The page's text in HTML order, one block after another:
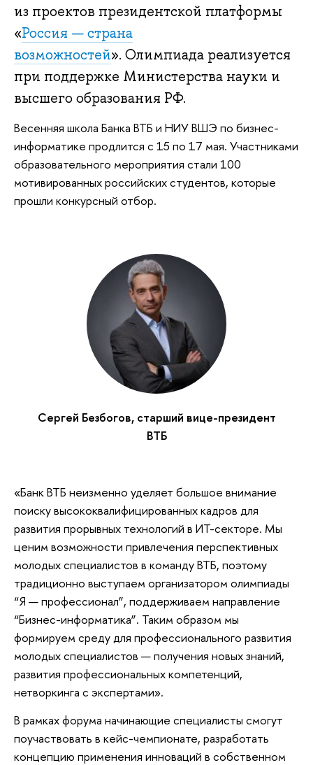
из проектов президентской платформы
«Россия — страна
возможностей». Олимпиада реализуется
при поддержке Министерства науки и
высшего образования РФ.
Весенняя школа Банка ВТБ и НИУ ВШЭ по бизнес-
информатике продлится с 15 по 17 мая. Участниками
образовательного мероприятия стали 100
мотивированных российских студентов, которые
прошли конкурсный отбор.
Сергей Безбогов, старший вице-президент
ВТБ
«Банк ВТБ неизменно уделяет большое внимание
поиску высококвалифицированных кадров для
развития прорывных технологий в ИТ-секторе. Мы
ценим возможности привлечения перспективных
молодых специалистов в команду ВТБ, поэтому
традиционно выступаем организатором олимпиады
“Я — профессионал”, поддерживаем направление
“Бизнес-информатика”. Таким образом мы
формируем среду для профессионального развития
молодых специалистов — получения новых знаний,
развития профессиональных компетенций,
нетворкинга с экспертами».
В рамках форума начинающие специалисты смогут
поучаствовать в кейс-чемпионате, разработать
концепцию применения инноваций в собственном